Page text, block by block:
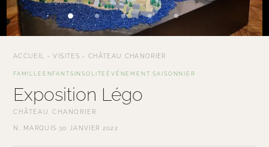
ACCUEIL ›VISITES › CHÂTEAU CHANORIER
FAMILLE ENFANTSINSOLITEÉVÉNEMENT SAISONNIER
Exposition Légo
CHÂTEAU CHANORIER
N. MARQUIS· 30 JANVIER 2022